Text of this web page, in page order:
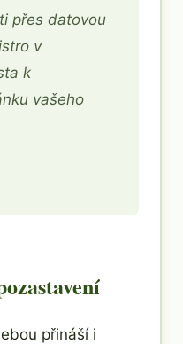
přes datovou
v
k
vašeho
přináší i